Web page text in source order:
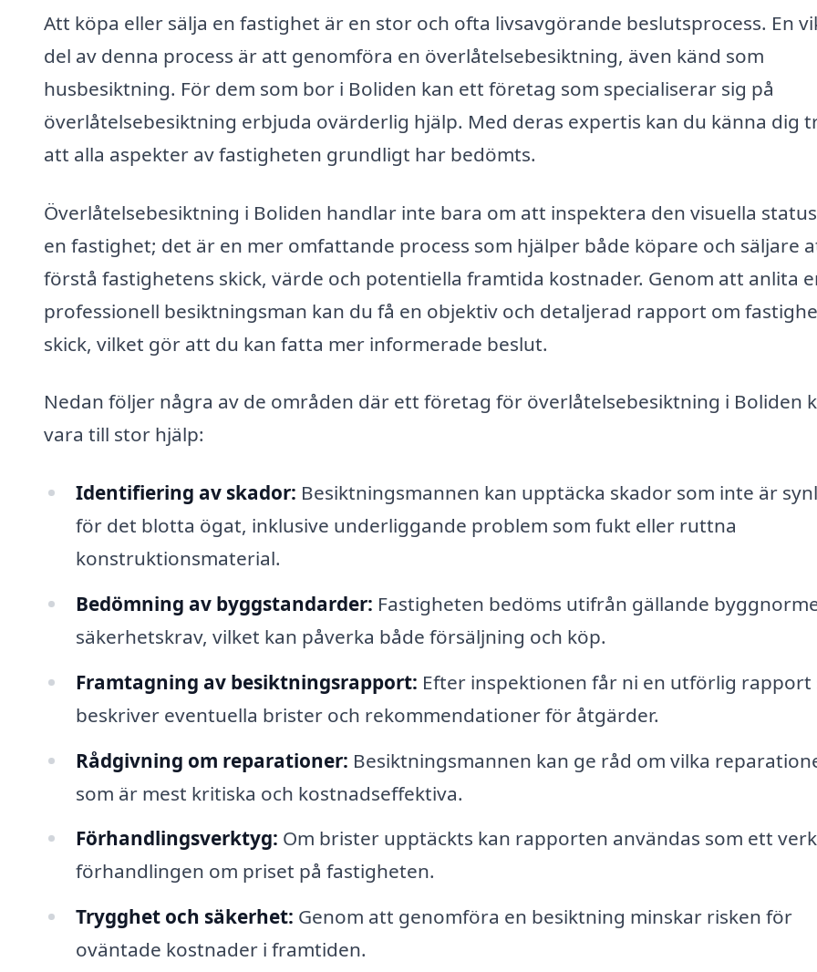
Att köpa eller sälja en fastighet är en stor och ofta livsavgörande beslutsprocess. En
del av denna process är att genomföra en överlåtelsebesiktning, även känd som
husbesiktning. För dem som bor i Boliden kan ett företag som specialiserar sig på
överlåtelsebesiktning erbjuda ovärderlig hjälp. Med deras expertis kan du känna dig
att alla aspekter av fastigheten grundligt har bedömts.
Överlåtelsebesiktning i Boliden handlar inte bara om att inspektera den visuella
en fastighet; det är en mer omfattande process som hjälper både köpare och säljare
förstå fastighetens skick, värde och potentiella framtida kostnader. Genom att anlita
professionell besiktningsman kan du få en objektiv och detaljerad rapport om
skick, vilket gör att du kan fatta mer informerade beslut.
Nedan följer några av de områden där ett företag för överlåtelsebesiktning i Boliden
vara till stor hjälp:
Identifiering av skador: Besiktningsmannen kan upptäcka skador som inte är
för det blotta ögat, inklusive underliggande problem som fukt eller ruttna
konstruktionsmaterial.
Bedömning av byggstandarder: Fastigheten bedöms utifrån gällande
säkerhetskrav, vilket kan påverka både försäljning och köp.
Framtagning av besiktningsrapport: Efter inspektionen får ni en utförlig rapport
beskriver eventuella brister och rekommendationer för åtgärder.
Rådgivning om reparationer: Besiktningsmannen kan ge råd om vilka
som är mest kritiska och kostnadseffektiva.
Förhandlingsverktyg: Om brister upptäckts kan rapporten användas som ett
förhandlingen om priset på fastigheten.
Trygghet och säkerhet: Genom att genomföra en besiktning minskar risken för
oväntade kostnader i framtiden.